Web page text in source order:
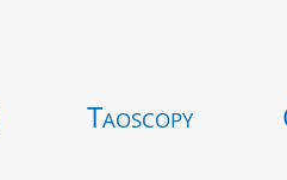
Taoscopy